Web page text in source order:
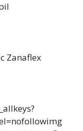
Zanaflex